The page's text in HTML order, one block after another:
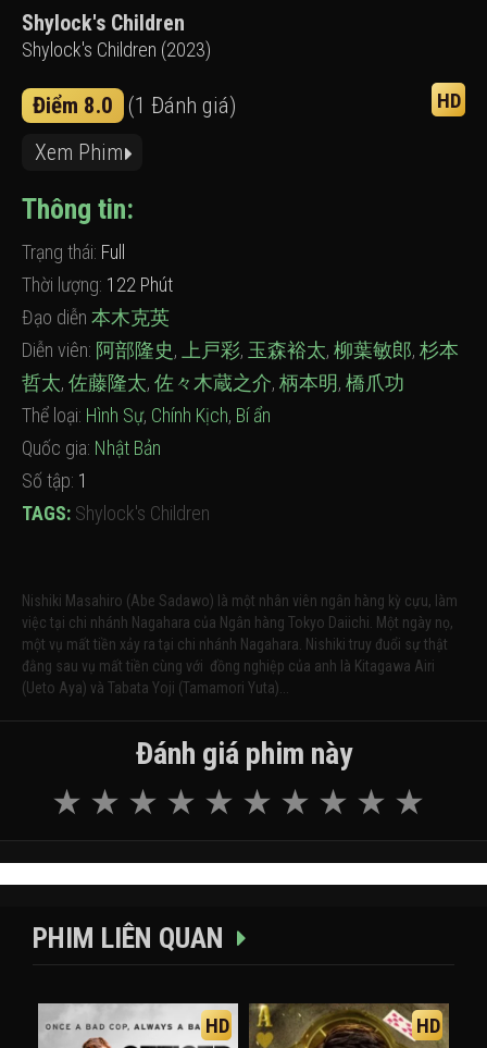
Shylock's Children
Shylock's Children (2023)
Điểm 8.0 (1 Đánh giá) HD
Xem Phim
Thông tin:
Trạng thái: Full
Thời lượng: 122 Phút
Đạo diễn 本木克英
Diễn viên: 阿部隆史, 上戸彩, 玉森裕太, 柳葉敏郎, 杉本
哲太, 佐藤隆太, 佐々木蔵之介, 柄本明, 橋爪功
Thể loại: Hình Sự, Chính Kịch, Bí ẩn
Quốc gia: Nhật Bản
Số tập: 1
TAGS: Shylock's Children
Nishiki Masahiro (Abe Sadawo) là một nhân viên ngân hàng kỳ cựu, làm
việc tại chi nhánh Nagahara của Ngân hàng Tokyo Daiichi. Một ngày nọ,
một vụ mất tiền xảy ra tại chi nhánh Nagahara. Nishiki truy đuổi sự thật
đằng sau vụ mất tiền cùng với đồng nghiệp của anh là Kitagawa Airi
(Ueto Aya) và Tabata Yoji (Tamamori Yuta)...
Đánh giá phim này
PHIM LIÊN QUAN
HD HD